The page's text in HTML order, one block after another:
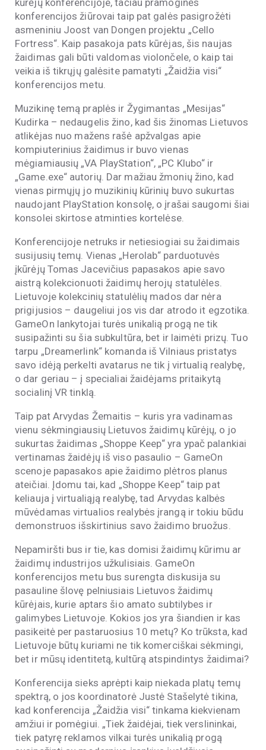
konferencijos žiūrovai taip pat galės pasigrožėti
asmeniniu Joost van Dongen projektu „Cello
Fortress“. Kaip pasakoja pats kūrėjas, šis naujas
žaidimas gali būti valdomas violončele, o kaip tai
veikia iš tikrųjų galėsite pamatyti „Žaidžia visi“
konferencijos metu.
Muzikinę temą praplės ir Žygimantas „Mesijas“
Kudirka – nedaugelis žino, kad šis žinomas Lietuvos
atlikėjas nuo mažens rašė apžvalgas apie
kompiuterinius žaidimus ir buvo vienas
mėgiamiausių „VA PlayStation“, „PC Klubo“ ir
„Game.exe“ autorių. Dar mažiau žmonių žino, kad
vienas pirmųjų jo muzikinių kūrinių buvo sukurtas
naudojant PlayStation konsolę, o įrašai saugomi šiai
konsolei skirtose atminties kortelėse.
Konferencijoje netruks ir netiesiogiai su žaidimais
susijusių temų. Vienas „Herolab“ parduotuvės
įkūrėjų Tomas Jacevičius papasakos apie savo
aistrą kolekcionuoti žaidimų herojų statulėles.
Lietuvoje kolekcinių statulėlių mados dar nėra
prigijusios – daugeliui jos vis dar atrodo it egzotika.
GameOn lankytojai turės unikalią progą ne tik
susipažinti su šia subkultūra, bet ir laimėti prizų. Tuo
tarpu „Dreamerlink“ komanda iš Vilniaus pristatys
savo idėją perkelti avatarus ne tik į virtualią realybę,
o dar geriau – į specialiai žaidėjams pritaikytą
socialinį VR tinklą.
Taip pat Arvydas Žemaitis – kuris yra vadinamas
vienu sėkmingiausių Lietuvos žaidimų kūrėjų, o jo
sukurtas žaidimas „Shoppe Keep“ yra ypač palankiai
vertinamas žaidėjų iš viso pasaulio – GameOn
scenoje papasakos apie žaidimo plėtros planus
ateičiai. Įdomu tai, kad „Shoppe Keep“ taip pat
keliauja į virtualiąją realybę, tad Arvydas kalbės
mūvėdamas virtualios realybės įrangą ir tokiu būdu
demonstruos išskirtinius savo žaidimo bruožus.
Nepamiršti bus ir tie, kas domisi žaidimų kūrimu ar
žaidimų industrijos užkulisiais. GameOn
konferencijos metu bus surengta diskusija su
pasauline šlovę pelniusiais Lietuvos žaidimų
kūrėjais, kurie aptars šio amato subtilybes ir
galimybes Lietuvoje. Kokios jos yra šiandien ir kas
pasikeitė per pastaruosius 10 metų? Ko trūksta, kad
Lietuvoje būtų kuriami ne tik komerciškai sėkmingi,
bet ir mūsų identitetą, kultūrą atspindintys žaidimai?
Konferencija sieks aprėpti kaip niekada platų temų
spektrą, o jos koordinatorė Justė Stašelytė tikina,
kad konferencija „Žaidžia visi“ tinkama kiekvienam
amžiui ir pomėgiui. „Tiek žaidėjai, tiek verslininkai,
tiek patyrę reklamos vilkai turės unikalią progą